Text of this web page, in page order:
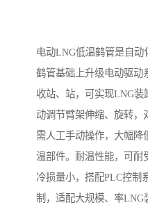
电动LNG低温鹤管是自
鹤管基础上升级电动驱动
收站、站，可实现LNG
动调节臂架伸缩、旋转，
需人工手动操作，大幅降
温部件。耐温性能，可耐
冷损量小，搭配PLC控制
制，适配大规模、率LNG